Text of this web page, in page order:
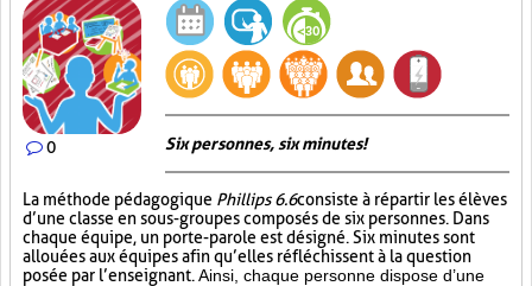
0 Six personnes, six minutes!
La méthode pédagogique Phillips 6.6consiste à répartir les élèves
d’une classe en sous-groupes composés de six personnes. Dans
chaque équipe, un porte-parole est désigné. Six minutes sont
allouées aux équipes afin qu’elles réfléchissent à la question
posée par l’enseignant. Ainsi, chaque personne dispose d’une